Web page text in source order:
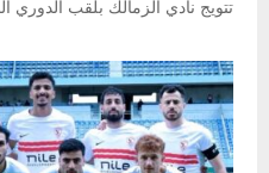
تتويج نادي الزمالك بلقب الدوري